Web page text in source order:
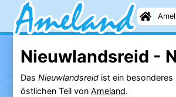
Nieuwlandsreid -
Das Nieuwlandsreidist ein besonderes
östlichen Teil von Ameland.